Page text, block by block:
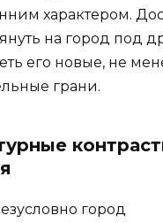
характером.
на город под
его новые, не
грани.
город